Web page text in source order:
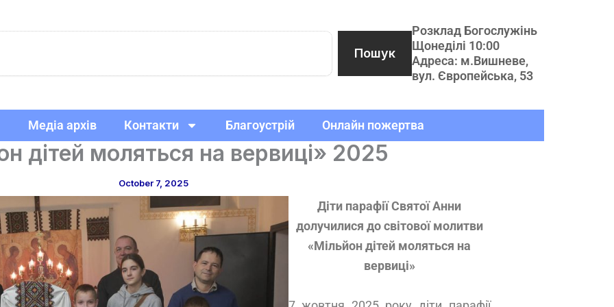
Пошук
Розклад Богослужінь
Щонеділі 10:00
Адреса: м.Вишневе,
вул. Європейська, 53
Медіа архів Контакти Благоустрій Онлайн пожертва
дітей моляться на вервиці» 2025
October 7, 2025
Діти парафії Святої Анни
долучилися до світової молитви
«Мільйон дітей моляться на
вервиці»